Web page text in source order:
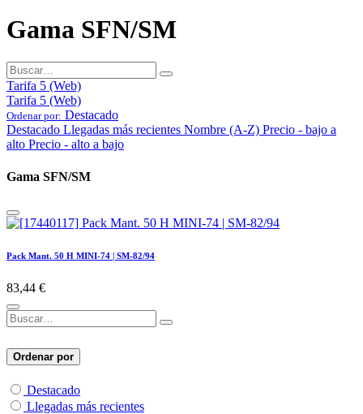
Gama SFN/SM
Tarifa 5 (Web)
Tarifa 5 (Web)
Ordenar por: Destacado
Destacado Llegadas más recientes Nombre (A-Z) Precio - bajo a
alto Precio - alto a bajo
Gama SFN/SM
Pack Mant. 50 H MINI-74 | SM-82/94
83,44 €
Ordenar por
Destacado
Llegadas más recientes